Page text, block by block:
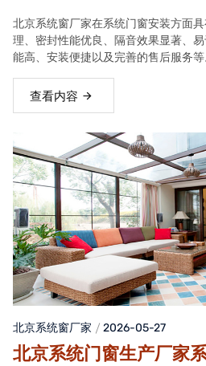
北京系统窗厂家在系统门窗安装方面
理、密封性能优良、隔音效果显著、
能高、安装便捷以及完善的售后服务等
查看内容
北京系统窗厂家 2026-05-27
北京系统门窗生产厂家